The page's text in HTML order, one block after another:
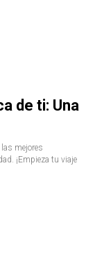
de ti: Una
mejores
¡Empieza tu viaje